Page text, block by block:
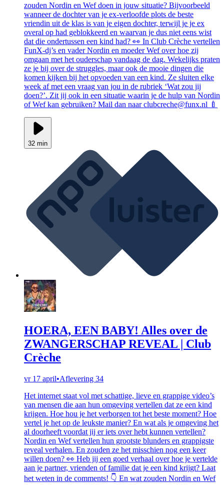
zouden Nordin en Wef doen in jouw situatie? Bijvoorbeeld
wanneer de dochter van je ex-verloofde plots de beste
vriendin uit de klas is van je eigen dochter, terwijl je je ex
overal op had geblokkeerd en waarvan je dus niet eens wist
dat die ondertussen een kind had? 👀 In Club Crèche vertellen
FunX-dj’s en vader Nordin en moeder Wef over hoe zij
omgaan met het ouderschap vandaag de dag. Wekelijks praten
ze je bij over de struggles, maar ook de mooie dingen die
komen kijken bij het opvoeden van een kind. Ze sluiten elke
week af met een vraag van jou in de rubriek ‘Wat zou jij
doen?’. Zit jij ook in een situatie waarin je de hulp van Nordin
of Wef kan gebruiken? Mail dan naar clubcreche@funx.nl 🍼
32 min
HOERA, EEN BABY! Alles over de
ZWANGERSCHAP REVEAL | Club
Crèche
vr 17 april•Aflevering 34
Het internet staat vol met schattige, lieve en grappige video’s
van mensen die aan hun omgeving vertellen dat ze een kind
krijgen. Hoe hou je het verborgen tot het beste moment? Hoe
vertel je het op de leukste manier? En wat als je omgeving het
al doorheeft voordat jij er iets over hebt kunnen vertellen?
Nordin en Wef vertellen hun grootste blunders en grappigste
reveal verhalen. En zouden ze het misschien nog een keer
willen doen? 👀 Heb jij een goed verhaal over hoe je vertelde
aan je partner, vrienden of familie dat je een kind krijgt? Laat
het weten in de comments! 👇 En wat zouden Nordin en Wef